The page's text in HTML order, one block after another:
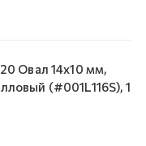
Овал 14х10 мм,
(#001L116S), 1